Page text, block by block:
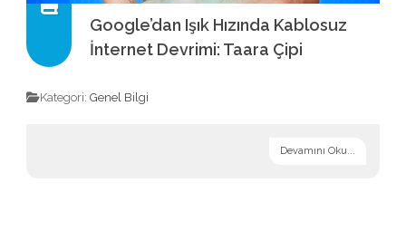
Google’dan Işık Hızında Kablosuz
İnternet Devrimi: Taara Çipi
Kategori: Genel Bilgi
Devamını Oku...